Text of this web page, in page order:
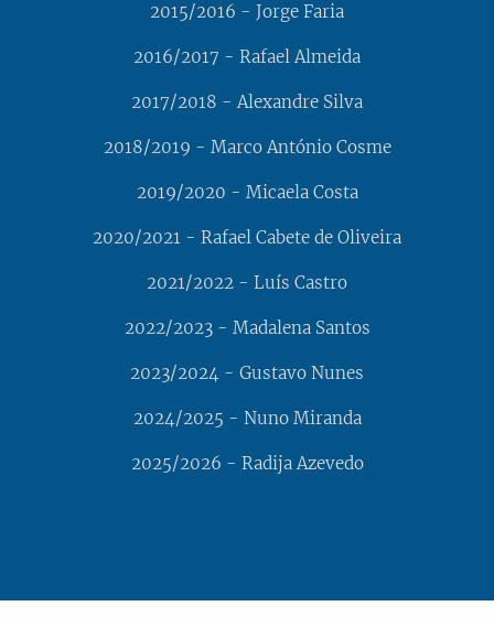
2015/2016 - Jorge Faria
2016/2017 - Rafael Almeida
2017/2018 - Alexandre Silva
2018/2019 - Marco António Cosme
2019/2020 - Micaela Costa
2020/2021 - Rafael Cabete de Oliveira
2021/2022 - Luís Castro
2022/2023 - Madalena Santos
2023/2024 - Gustavo Nunes
2024/2025 - Nuno Miranda
2025/2026 - Radija Azevedo